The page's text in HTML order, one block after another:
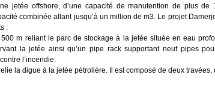
jetée offshore, d’une capacité de manutention de plus
combinée allant jusqu’à un million de m3. Le projet
:
m reliant le parc de stockage à la jetée située en eau
la jetée ainsi qu’un pipe rack supportant neuf pipes
l’incendie.
la digue à la jetée pétrolière. Il est composé de deux